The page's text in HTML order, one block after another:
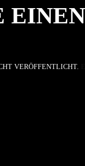
VERÖFFENTLICHT.